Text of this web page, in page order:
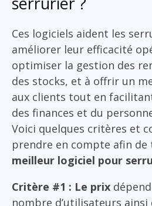
Ces logiciels aident les
améliorer leur efficacité
optimiser la gestion des
des stocks, et à offrir un
aux clients tout en
des finances et du
Voici quelques critères et
prendre en compte afin de
meilleur logiciel pour
Critère #1 : Le prix
nombre d’utilisateurs ainsi